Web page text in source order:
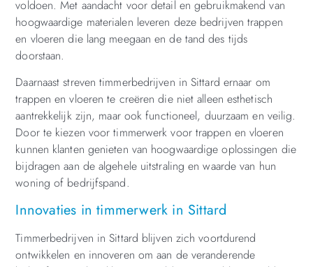
voldoen. Met aandacht voor detail en gebruikmakend van
hoogwaardige materialen leveren deze bedrijven trappen
en vloeren die lang meegaan en de tand des tijds
doorstaan.
Daarnaast streven timmerbedrijven in Sittard ernaar om
trappen en vloeren te creëren die niet alleen esthetisch
aantrekkelijk zijn, maar ook functioneel, duurzaam en veilig.
Door te kiezen voor timmerwerk voor trappen en vloeren
kunnen klanten genieten van hoogwaardige oplossingen die
bijdragen aan de algehele uitstraling en waarde van hun
woning of bedrijfspand.
Innovaties in timmerwerk in Sittard
Timmerbedrijven in Sittard blijven zich voortdurend
ontwikkelen en innoveren om aan de veranderende